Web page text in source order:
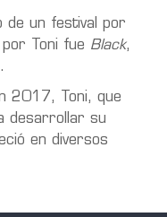
de un festival por
Toni fue Black,
2017, Toni, que
desarrollar su
en diversos